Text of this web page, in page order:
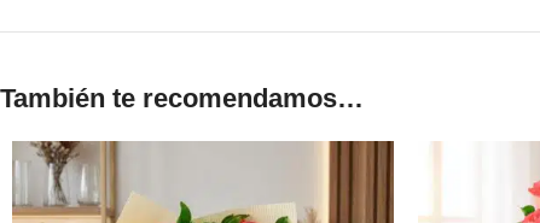
También te recomendamos…